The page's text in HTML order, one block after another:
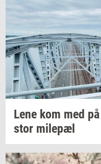
Lene kom med
stor milepæl